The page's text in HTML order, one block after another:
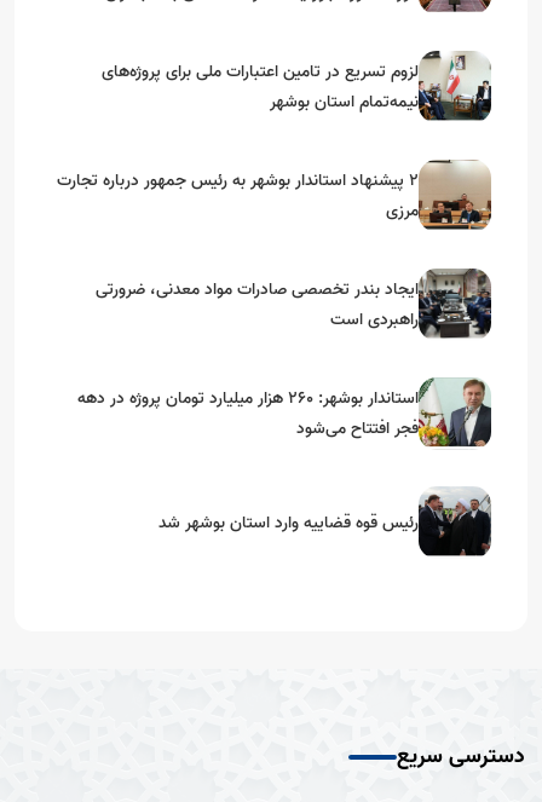
لزوم تسریع در تامین اعتبارات ملی برای پروژه‌های
نیمه‌تمام استان بوشهر
۲ پیشنهاد استاندار بوشهر به رئیس جمهور درباره تجارت
مرزی
ایجاد بندر تخصصی صادرات مواد معدنی، ضرورتی
راهبردی است
استاندار بوشهر: ۲۶۰ هزار میلیارد تومان پروژه در دهه
فجر افتتاح می‌شود
رئیس قوه قضاییه وارد استان بوشهر شد
دسترسی سریع